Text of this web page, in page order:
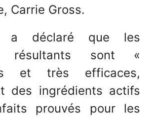
Carrie Gross.
a déclaré que les
résultants sont «
et très efficaces,
des ingrédients actifs
prouvés pour les